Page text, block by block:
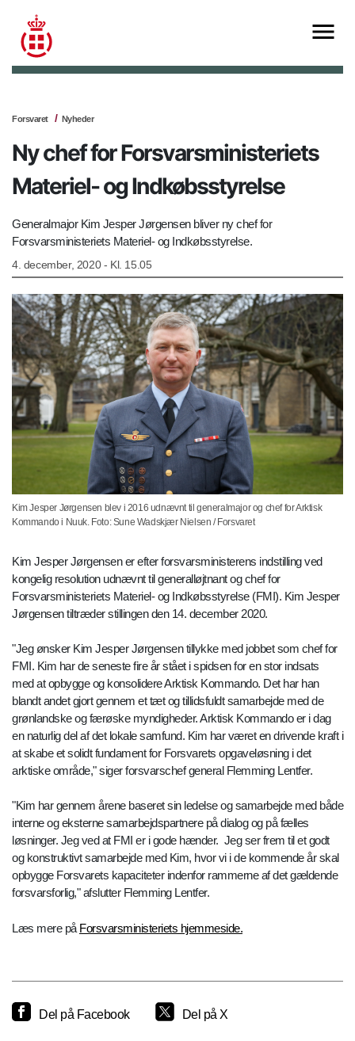
Forsvaret Nyheder
Ny chef for Forsvarsministeriets
Materiel- og Indkøbsstyrelse
Generalmajor Kim Jesper Jørgensen bliver ny chef for
Forsvarsministeriets Materiel- og Indkøbsstyrelse.
4. december, 2020 - Kl. 15.05
Kim Jesper Jørgensen blev i 2016 udnævnt til generalmajor og chef for Arktisk
Kommando i Nuuk. Foto: Sune Wadskjær Nielsen / Forsvaret
Kim Jesper Jørgensen er efter forsvarsministerens indstilling ved
kongelig resolution udnævnt til generalløjtnant og chef for
Forsvarsministeriets Materiel- og Indkøbsstyrelse (FMI). Kim Jesper
Jørgensen tiltræder stillingen den 14. december 2020.
"Jeg ønsker Kim Jesper Jørgensen tillykke med jobbet som chef for
FMI. Kim har de seneste fire år stået i spidsen for en stor indsats
med at opbygge og konsolidere Arktisk Kommando. Det har han
blandt andet gjort gennem et tæt og tillidsfuldt samarbejde med de
grønlandske og færøske myndigheder. Arktisk Kommando er i dag
en naturlig del af det lokale samfund. Kim har været en drivende kraft i
at skabe et solidt fundament for Forsvarets opgaveløsning i det
arktiske område," siger forsvarschef general Flemming Lentfer.
"Kim har gennem årene baseret sin ledelse og samarbejde med både
interne og eksterne samarbejdspartnere på dialog og på fælles
løsninger. Jeg ved at FMI er i gode hænder. Jeg ser frem til et godt
og konstruktivt samarbejde med Kim, hvor vi i de kommende år skal
opbygge Forsvarets kapaciteter indenfor rammerne af det gældende
forsvarsforlig," afslutter Flemming Lentfer.
Læs mere på Forsvarsministeriets hjemmeside.
Del på Facebook Del på X